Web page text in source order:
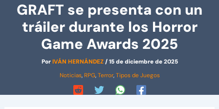
GRAFT se presenta con un
tráiler durante los Horror
Game Awards 2025
PorIVÁN HERNÁNDEZ/15 de diciembre de 2025
Noticias, RPG,Terror,Tipos de Juegos